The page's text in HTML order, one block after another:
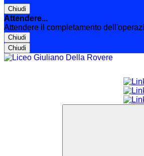
Chiudi
Attendere...
Attendere il completamento
Chiudi
Chiudi